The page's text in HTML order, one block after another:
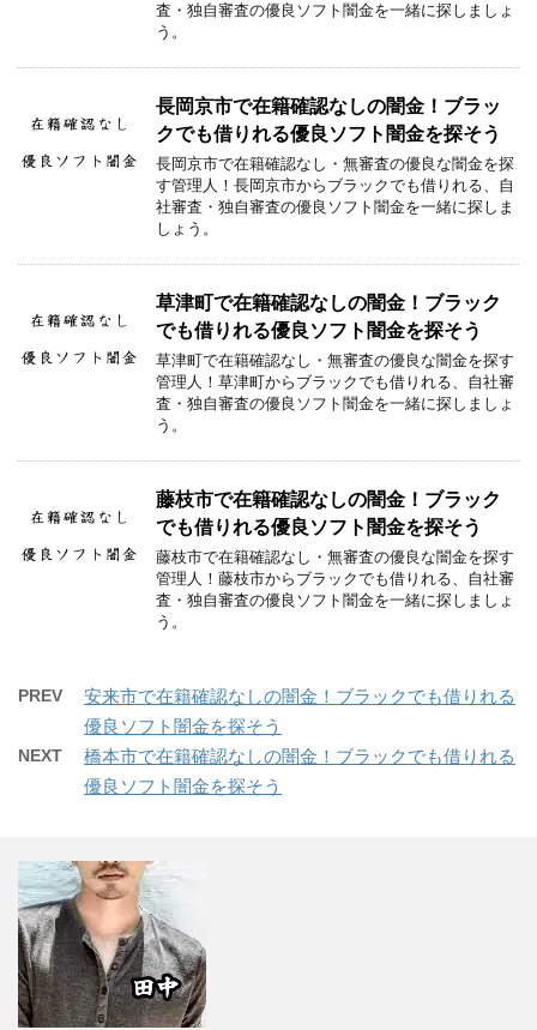
査・独自審査の優良ソフト闇金を一緒に探しましょ
う。
長岡京市で在籍確認なしの闇金！ブラッ
クでも借りれる優良ソフト闇金を探そう
長岡京市で在籍確認なし・無審査の優良な闇金を探
す管理人！長岡京市からブラックでも借りれる、自
社審査・独自審査の優良ソフト闇金を一緒に探しま
しょう。
草津町で在籍確認なしの闇金！ブラック
でも借りれる優良ソフト闇金を探そう
草津町で在籍確認なし・無審査の優良な闇金を探す
管理人！草津町からブラックでも借りれる、自社審
査・独自審査の優良ソフト闇金を一緒に探しましょ
う。
藤枝市で在籍確認なしの闇金！ブラック
でも借りれる優良ソフト闇金を探そう
藤枝市で在籍確認なし・無審査の優良な闇金を探す
管理人！藤枝市からブラックでも借りれる、自社審
査・独自審査の優良ソフト闇金を一緒に探しましょ
う。
PREV
安来市で在籍確認なしの闇金！ブラックでも借りれる
優良ソフト闇金を探そう
NEXT
橋本市で在籍確認なしの闇金！ブラックでも借りれる
優良ソフト闇金を探そう